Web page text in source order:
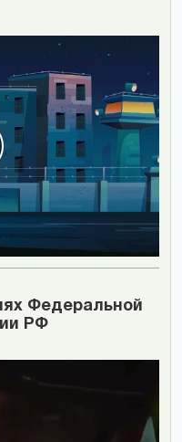
Федеральной
РФ